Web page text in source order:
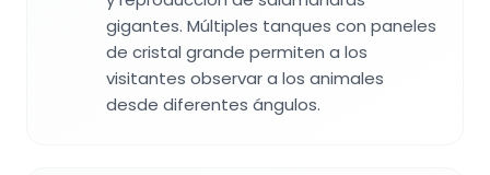
gigantes. Múltiples tanques con paneles
de cristal grande permiten a los
visitantes observar a los animales
desde diferentes ángulos.